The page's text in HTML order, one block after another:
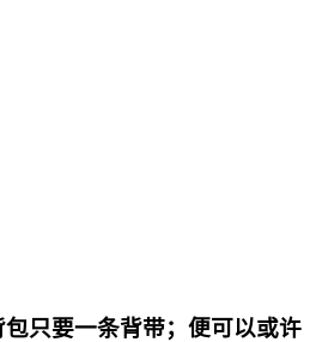
只要一条背带；便可以或许